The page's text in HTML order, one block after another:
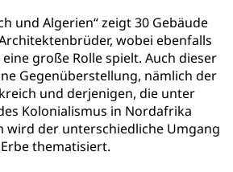
und Algerien“ zeigt 30 Gebäude
wobei ebenfalls
große Rolle spielt. Auch dieser
Gegenüberstellung, nämlich der
und derjenigen, die unter
Kolonialismus in Nordafrika
wird der unterschiedliche Umgang
thematisiert.